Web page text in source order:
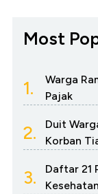
Most
1.
Warga
Pajak
2.
Duit
Korban
3.
Daftar 21